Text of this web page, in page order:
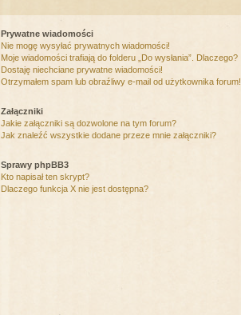
Prywatne wiadomości
Nie mogę wysyłać prywatnych wiadomości!
Moje wiadomości trafiają do folderu „Do wysłania”. Dlaczego?
Dostaję niechciane prywatne wiadomości!
Otrzymałem spam lub obraźliwy e-mail od użytkownika forum!
Załączniki
Jakie załączniki są dozwolone na tym forum?
Jak znaleźć wszystkie dodane przeze mnie załączniki?
Sprawy phpBB3
Kto napisał ten skrypt?
Dlaczego funkcja X nie jest dostępna?